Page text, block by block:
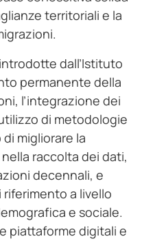
territoriali e la
dall’Istituto
permanente della
l’integrazione dei
di metodologie
migliorare la
raccolta dei dati,
decennali, e
a livello
e sociale.
piattaforme digitali e